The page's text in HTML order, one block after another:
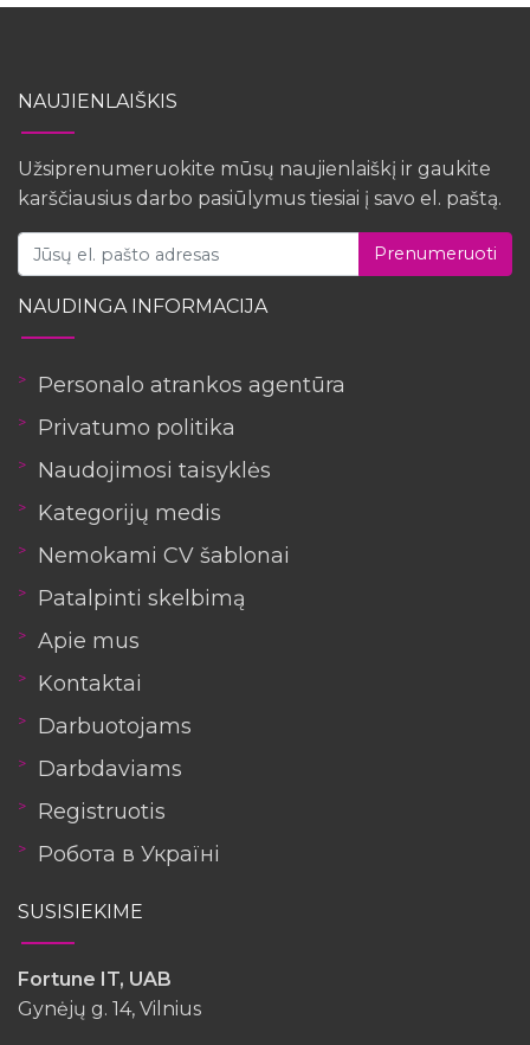
NAUJIENLAIŠKIS
Užsiprenumeruokite mūsų naujienlaiškį ir gaukite
karščiausius darbo pasiūlymus tiesiai į savo el. paštą.
Prenumeruoti
NAUDINGA INFORMACIJA
Personalo atrankos agentūra
Privatumo politika
Naudojimosi taisyklės
Kategorijų medis
Nemokami CV šablonai
Patalpinti skelbimą
Apie mus
Kontaktai
Darbuotojams
Darbdaviams
Registruotis
Робота в Україні
SUSISIEKIME
Fortune IT, UAB
Gynėjų g. 14, Vilnius